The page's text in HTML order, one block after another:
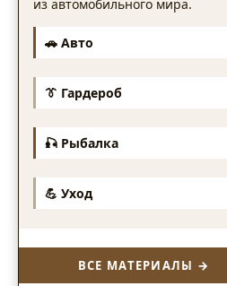
из автомобильного мира.
🚗 Авто
👔 Гардероб
🎣 Рыбалка
💪 Уход
ВСЕ МАТЕРИАЛЫ →